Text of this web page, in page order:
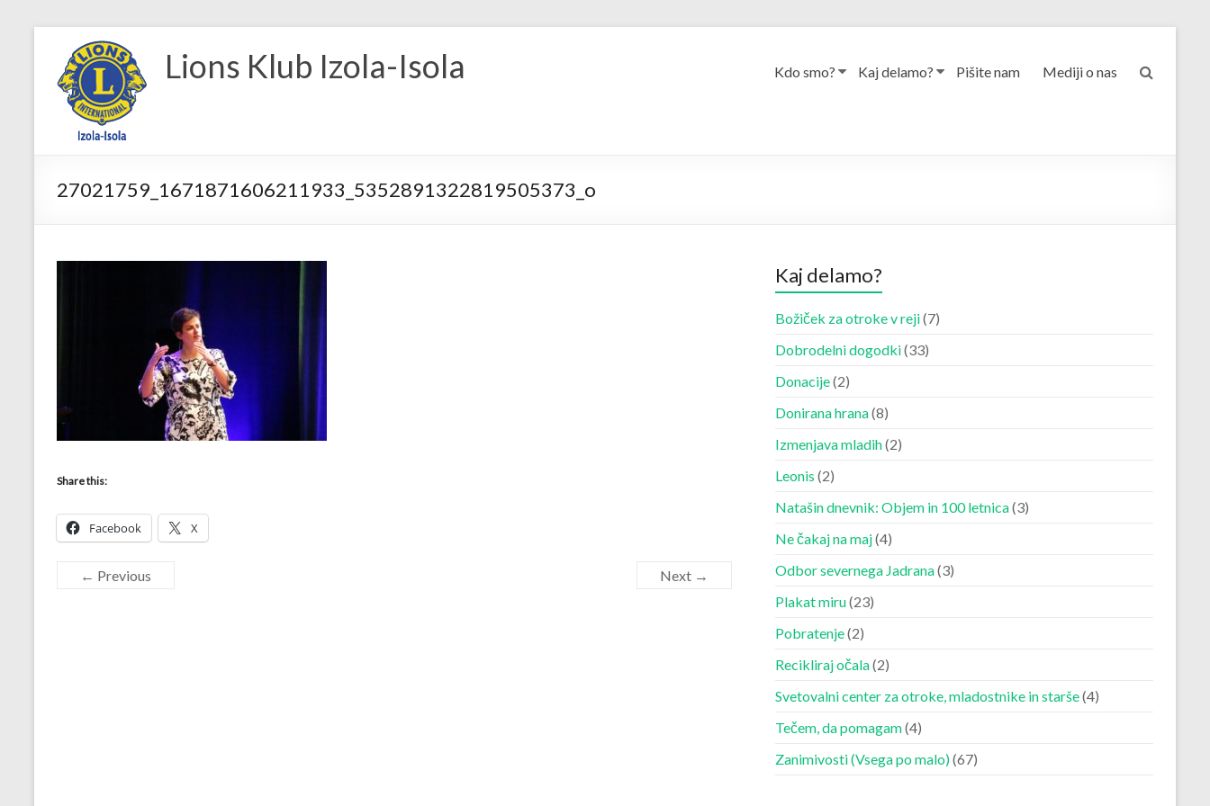
content
Lions Klub Izola-Isola Kdo smo? Kaj delamo? Pišite nam Mediji o nas
27021759_1671871606211933_5352891322819505373_o
Share this:
Facebook X
← Previous Next →
Kaj delamo?
Božiček za otroke v reji(7)
Dobrodelni dogodki(33)
Donacije(2)
Donirana hrana(8)
Izmenjava mladih(2)
Leonis (2)
Natašin dnevnik: Objem in 100 letnica(3)
Ne čakaj na maj(4)
Odbor severnega Jadrana(3)
Plakat miru(23)
Pobratenje(2)
Recikliraj očala(2)
Svetovalni center za otroke, mladostnike in starše(4)
Tečem, da pomagam(4)
Zanimivosti (Vsega po malo)(67)